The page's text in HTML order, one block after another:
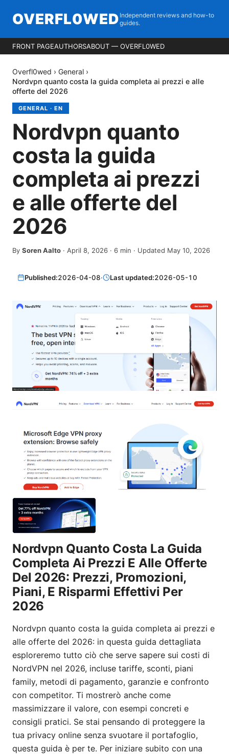
OVERFL0WED Independent reviews and how-to
guides.
FRONT PAGEAUTHORSABOUT — OVERFL0WED
Overfl0wed › General ›
Nordvpn quanto costa la guida completa ai prezzi e alle
offerte del 2026
GENERAL · EN
Nordvpn quanto
costa la guida
completa ai prezzi
e alle offerte del
2026
By Soren Aalto · April 8, 2026 · 6 min · Updated May 10, 2026
Published:2026-04-08· Last updated:2026-05-10
Nordvpn Quanto Costa La Guida
Completa Ai Prezzi E Alle Offerte
Del 2026: Prezzi, Promozioni,
Piani, E Risparmi Effettivi Per
2026
Nordvpn quanto costa la guida completa ai prezzi e
alle offerte del 2026: in questa guida dettagliata
esploreremo tutto ciò che serve sapere sui costi di
NordVPN nel 2026, incluse tariffe, sconti, piani
family, metodi di pagamento, garanzie e confronto
con competitor. Ti mostrerò anche come
massimizzare il valore, con esempi concreti e
consigli pratici. Se stai pensando di proteggere la
tua privacy online senza svuotare il portafoglio,
questa guida è per te. Per iniziare subito con una